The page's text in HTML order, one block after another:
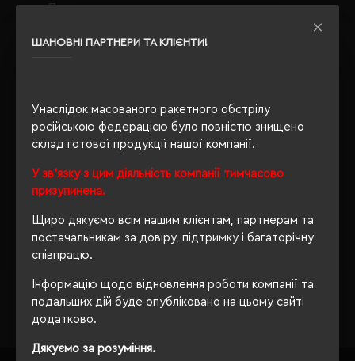
ШАНОВНІ ПАРТНЕРИ ТА КЛІЄНТИ!
Унаслідок масованого ракетного обстрілу
російською федерацією було повністю знищено
склад готової продукції нашої компанії.
У зв'язку з цим діяльність компанії тимчасово
призупинена.
Щиро дякуємо всім нашим клієнтам, партнерам та
постачальникам за довіру, підтримку і багаторічну
співпрацю.
Інформацію щодо відновлення роботи компанії та
подальших дій буде опубліковано на цьому сайті
додатково.
Дякуємо за розуміння.
Пуловери
+380444928603, і наші менеджери із задоволенням
проконсультують і підберуть для Вас оптимальний
варіант.
Обираючи продукцію в нашому інтернет-магазині, Ви
завжди будете впевнені в якості придбаного товару, а
ми завжди будемо раді бачити Вас знову.
Завжди Ваш"Євробізнес Україна", вулиця Київська, 97,
Софіївська Борщагівка, Київська обл., 08131,
crm@eurobusiness.com.ua,